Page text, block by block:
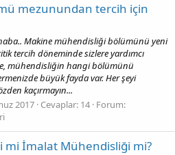
mezunundan tercih için
Makine mühendisliği bölümünü yeni
tercih döneminde sizlere yardımcı
mühendisliğin hangi bölümünü
büyük fayda var. Her şeyi
kaçırmayın...
2017 Cevaplar: 14 Forum:
mi İmalat Mühendisliği mi?